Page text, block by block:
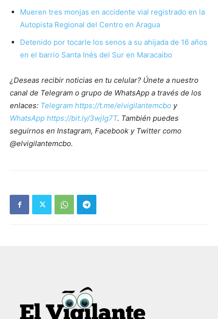
Mueren tres monjas en accidente vial registrado en la
Autopista Regional del Centro en Aragua
Detenido por tocarle los senos a su ahijada de 16 años
en el barrio Santa Inés del Sur en Maracaibo
¿Deseas recibir noticias en tu celular? Únete a nuestro
canal de Telegram o grupo de WhatsApp a través de los
enlaces: Telegram https://t.me/elvigilantemcbo y
WhatsApp https://bit.ly/3wjIg7T. También puedes
seguirnos en Instagram, Facebook y Twitter como
@elvigilantemcbo.